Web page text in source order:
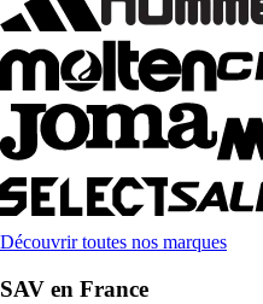
Découvrir toutes nos marques
SAV en France